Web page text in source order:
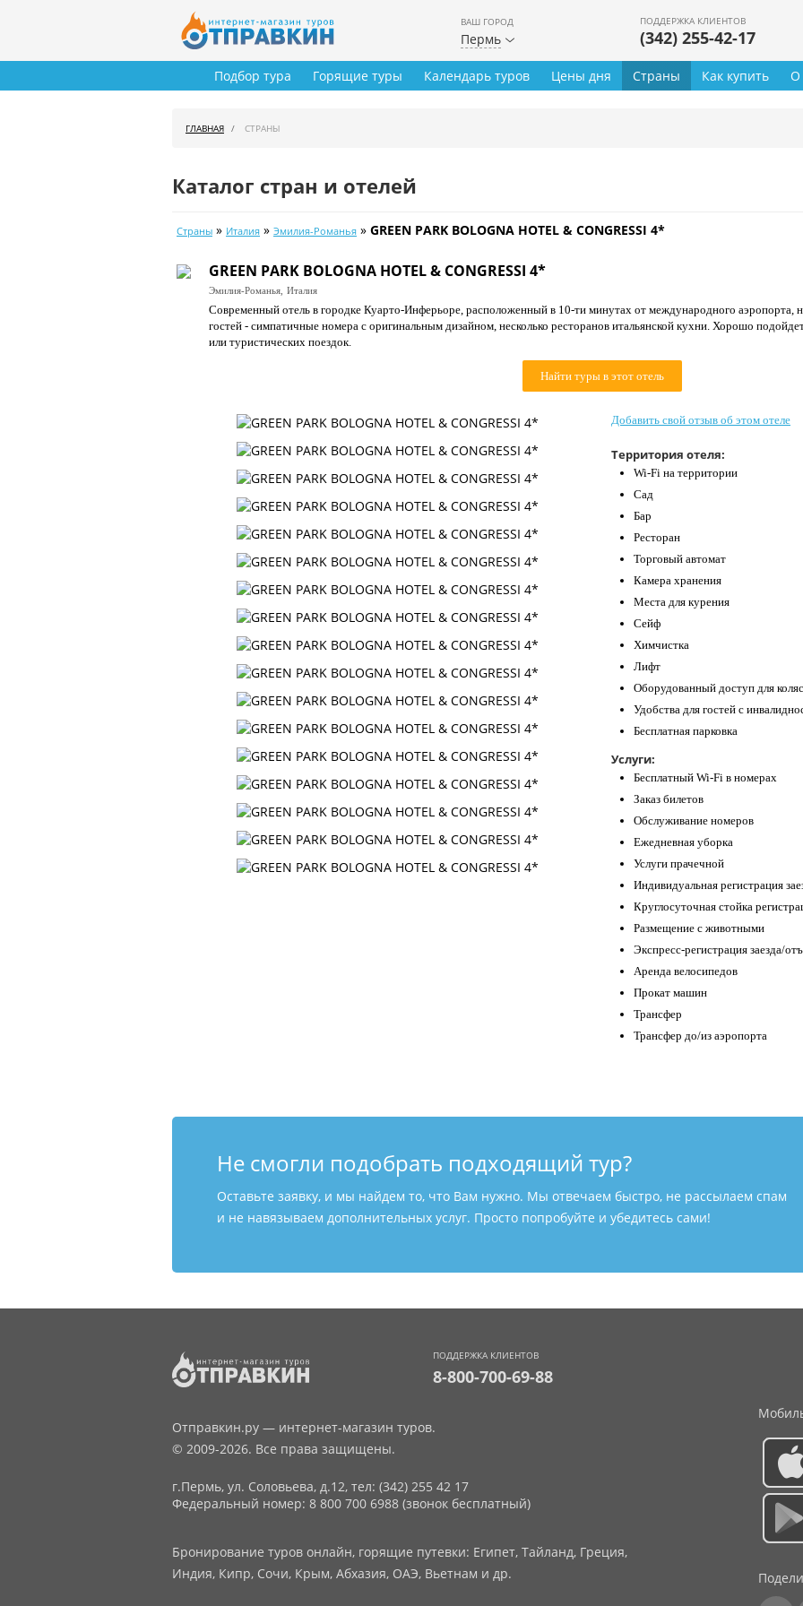
ВАШ ГОРОД
Пермь
ПОДДЕРЖКА КЛИЕНТОВ
(342) 255-42-17
Подбор тура Горящие туры Календарь туров Цены дня Страны Как купить О
ГЛАВНАЯ СТРАНЫ
Каталог стран и отелей
Страны » Италия » Эмилия-Романья » GREEN PARK BOLOGNA HOTEL & CONGRESSI 4*
GREEN PARK BOLOGNA HOTEL & CONGRESSI 4*
Эмилия-Романья, Италия
Современный отель в городке Куарто-Инферьоре, расположенный в 10-ти минутах от международного аэропорта,
гостей - симпатичные номера с оригинальным дизайном, несколько ресторанов итальянской кухни. Хорошо
или туристических поездок.
Найти туры в этот отель
Добавить свой отзыв об этом отеле
Территория отеля:
Wi-Fi на территории
Сад
Бар
Ресторан
Торговый автомат
Камера хранения
Места для курения
Сейф
Химчистка
Лифт
Оборудованный доступ для
Удобства для гостей с
Бесплатная парковка
Услуги:
Бесплатный Wi-Fi в номерах
Заказ билетов
Обслуживание номеров
Ежедневная уборка
Услуги прачечной
Индивидуальная регистрация
Круглосуточная стойка
Размещение с животными
Экспресс-регистрация заезда/
Аренда велосипедов
Прокат машин
Трансфер
Трансфер до/из аэропорта
Не смогли подобрать подходящий тур?
Оставьте заявку, и мы найдем то, что Вам нужно. Мы отвечаем быстро, не рассылаем спам
и не навязываем дополнительных услуг. Просто попробуйте и убедитесь сами!
ПОДДЕРЖКА КЛИЕНТОВ
8-800-700-69-88
Отправкин.ру — интернет-магазин туров.
© 2009-2026. Все права защищены.
г.Пермь, ул. Соловьева, д.12, тел: (342) 255 42 17
Федеральный номер: 8 800 700 6988 (звонок бесплатный)
Бронирование туров онлайн, горящие путевки: Египет, Тайланд, Греция,
Индия, Кипр, Сочи, Крым, Абхазия, ОАЭ, Вьетнам и др.